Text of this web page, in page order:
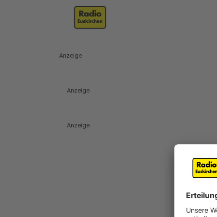
Anzeige
Anzeige
Anzeige